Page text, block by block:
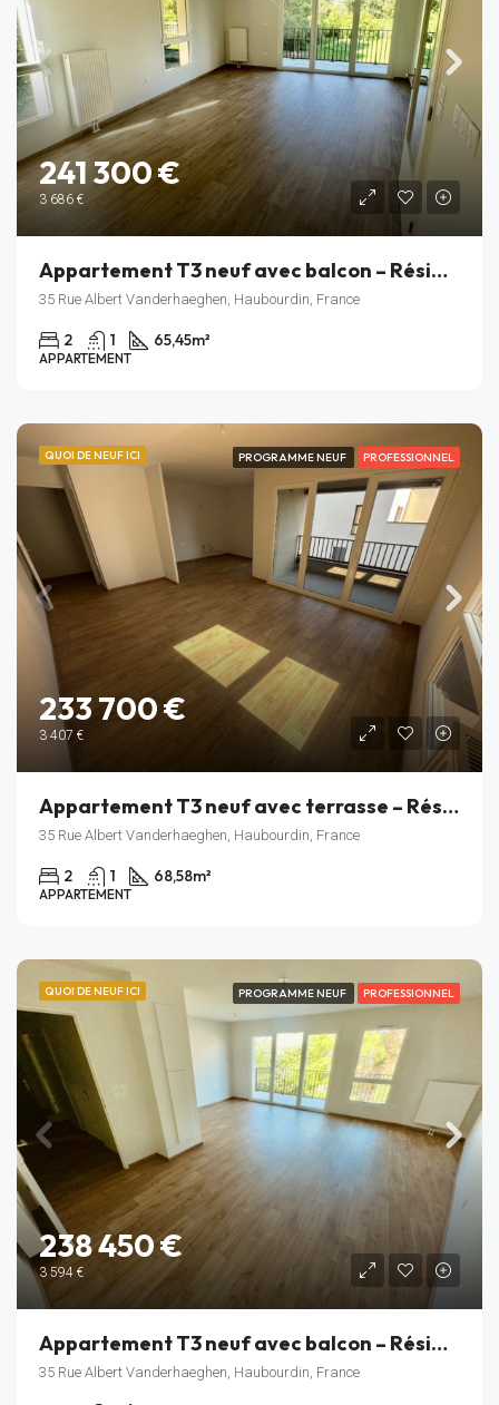
241 300 €
3 686 €
Appartement T3 neuf avec balcon – Résidence Rive Gauche – Haubourdin – Lot C_106
35 Rue Albert Vanderhaeghen, Haubourdin, France
2 1 65,45m²
APPARTEMENT
QUOI DE NEUF ICI PROGRAMME NEUF PROFESSIONNEL
233 700 €
3 407 €
Appartement T3 neuf avec terrasse – Résidence Rive Gauche – Haubourdin – Lot B_304
35 Rue Albert Vanderhaeghen, Haubourdin, France
2 1 68,58m²
APPARTEMENT
QUOI DE NEUF ICI PROGRAMME NEUF PROFESSIONNEL
238 450 €
3 594 €
Appartement T3 neuf avec balcon – Résidence Rive Gauche – Haubourdin – Lot B_302
35 Rue Albert Vanderhaeghen, Haubourdin, France